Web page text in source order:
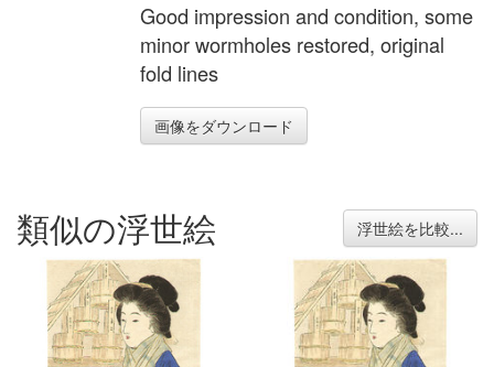
Good impression and condition, some
minor wormholes restored, original
fold lines
画像をダウンロード
類似の浮世絵 浮世絵を比較...